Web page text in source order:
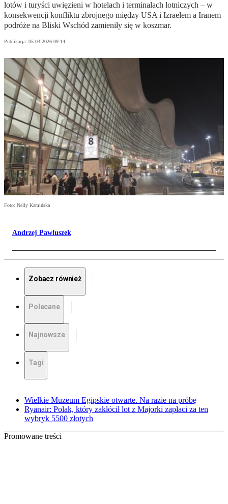
lotów i turyści uwięzieni w hotelach i terminalach lotniczych – w
konsekwencji konfliktu zbrojnego między USA i Izraelem a Iranem
podróże na Bliski Wschód zamieniły się w koszmar.
Publikacja: 05.03.2026 09:14
Foto: Nelly Kamińska
Andrzej Pawluszek
Zobacz również
Polecane
Najnowsze
Tagi
Wielkie Muzeum Egipskie otwarte. Na razie na próbę
Ryanair: Polak, który zakłócił lot z Majorki zapłaci za ten
wybryk 5500 złotych
Promowane treści